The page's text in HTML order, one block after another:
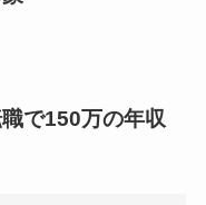
で150万の年収